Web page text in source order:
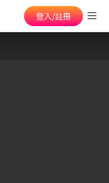
登入/註冊